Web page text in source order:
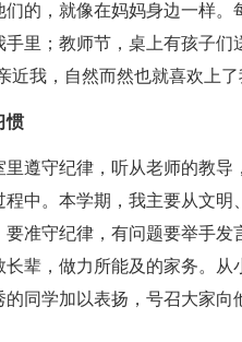
的，就像在妈妈身边一样。
里；教师节，桌上有孩子
我，自然而然也就喜欢上了
惯
守纪律，听从老师的教导
中。本学期，我主要从文
准守纪律，有问题要举手
辈，做力所能及的家务。
同学加以表扬，号召大家